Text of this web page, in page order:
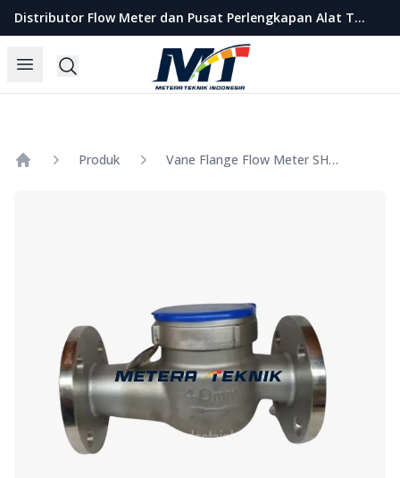
Distributor Flow Meter dan Pusat Perlengkapan Alat Teknik Indonesia
Open menu
Search
Metera Teknik Indonesia
Produk Vane Flange Flow Meter SHM Stainles Steel 316L DN40mm